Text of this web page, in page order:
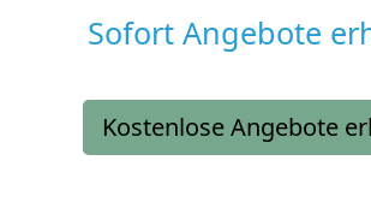
Sofort Angebote
Kostenlose Angebote